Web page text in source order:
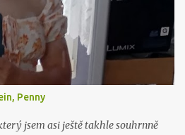
Penny
jsem asi ještě takhle souhrnně